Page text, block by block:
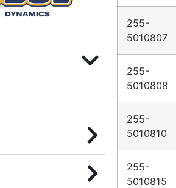
255-
5010807
255-
5010808
255-
5010810
255-
5010815